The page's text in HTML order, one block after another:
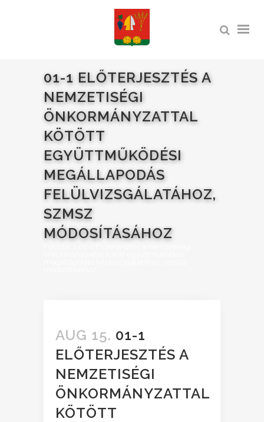
01-1 ELŐTERJESZTÉS A
NEMZETISÉGI
ÖNKORMÁNYZATTAL
KÖTÖTT
EGYÜTTMŰKÖDÉSI
MEGÁLLAPODÁS
FELÜLVIZSGÁLATÁHOZ,
SZMSZ
MÓDOSÍTÁSÁHOZ
AUG 15. 01-1
ELŐTERJESZTÉS A
NEMZETISÉGI
ÖNKORMÁNYZATTAL
KÖTÖTT